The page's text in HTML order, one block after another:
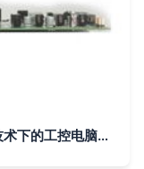
AI赋能智能制造 华北工控计算机视觉技术下的工控电脑新突破